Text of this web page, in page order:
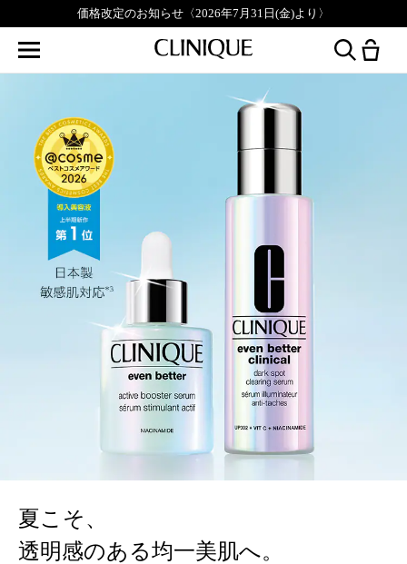
価格改定のお知らせ〈2026年7月31日(金)より〉
夏こそ、
透明感のある均一美肌へ。